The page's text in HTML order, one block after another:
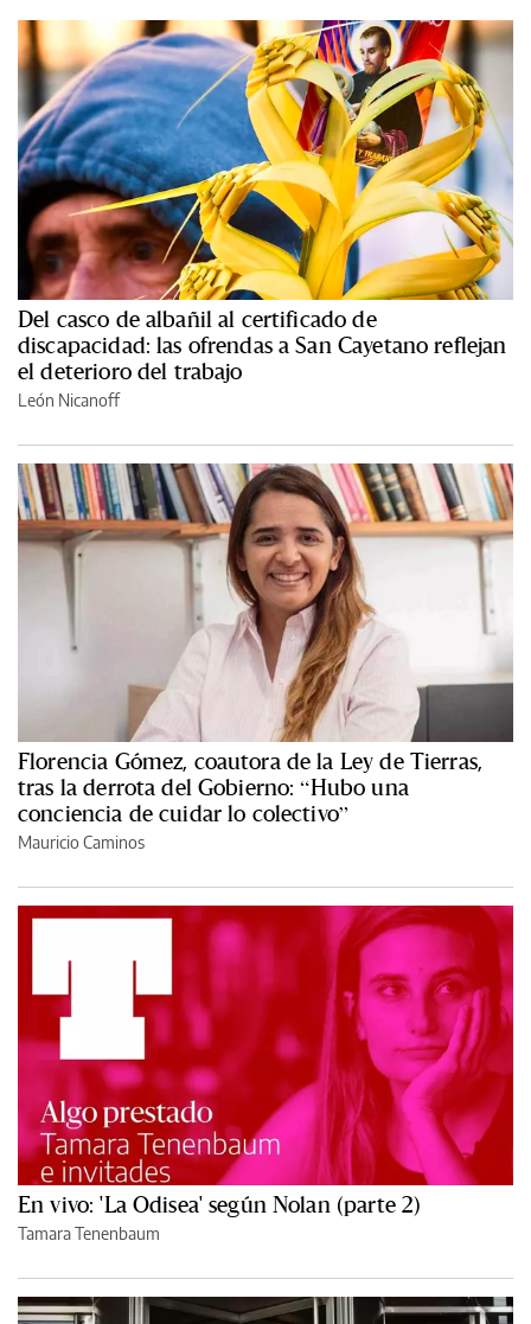
Del casco de albañil al certificado de
discapacidad: las ofrendas a San Cayetano reflejan
el deterioro del trabajo
León Nicanoff
Florencia Gómez, coautora de la Ley de Tierras,
tras la derrota del Gobierno: “Hubo una
conciencia de cuidar lo colectivo”
Mauricio Caminos
En vivo: 'La Odisea' según Nolan (parte 2)
Tamara Tenenbaum